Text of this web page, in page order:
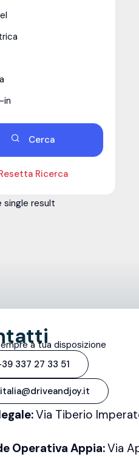
in
Cerca
Ricerca
single result
a tua disposizione
337 27 33 51
italia@driveandjoy.it
Via Tiberio
Operativa Appia:Via